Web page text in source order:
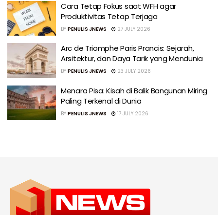
Cara Tetap Fokus saat WFH agar
Produktivitas Tetap Terjaga
BY PENULIS JNEWS 27 JULY 2026
Arc de Triomphe Paris Prancis: Sejarah,
Arsitektur, dan Daya Tarik yang Mendunia
BY PENULIS JNEWS 23 JULY 2026
Menara Pisa: Kisah di Balik Bangunan Miring
Paling Terkenal di Dunia
BY PENULIS JNEWS 17 JULY 2026